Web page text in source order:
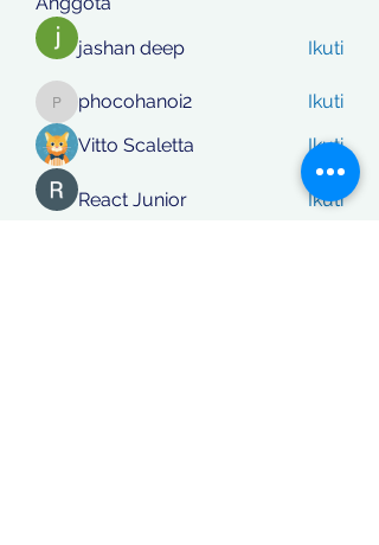
jashan deep
Ikuti
phocohanoi2
phocohanoi2
Ikuti
Vitto Scaletta
Ikuti
React Junior Ikuti